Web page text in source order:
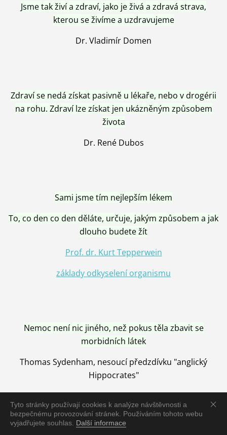
Tyto stránky používají cookies k analýze návštěvnosti a
bezpečnému provozování stránek. Používáním tohoto webu
vyjadřujete souhlas. Další informace
Jsme tak živí a zdraví, jako je živá a zdravá strava,
kterou se živíme a uzdravujeme
Dr. Vladimír Domen
Zdraví se nedá získat pasivně u lékaře, nebo v drogérii
na rohu. Zdraví lze získat jen ukázněným způsobem
života
Dr. René Dubos
Sami jsme tím nejlepším lékem
To, co den co den děláte, určuje, jakým způsobem a jak
dlouho budete žít
Prof. dr. Kurt Tepperwein
základy odkyselení organismu
Nemoc není nic jiného, než pokus těla zbavit se
morbidních látek
Thomas Sydenham, nesoucí předzdívku "anglický
Hippocrates"
Nemoc je vyléčena jen pomocí Přírody, neutralizací a